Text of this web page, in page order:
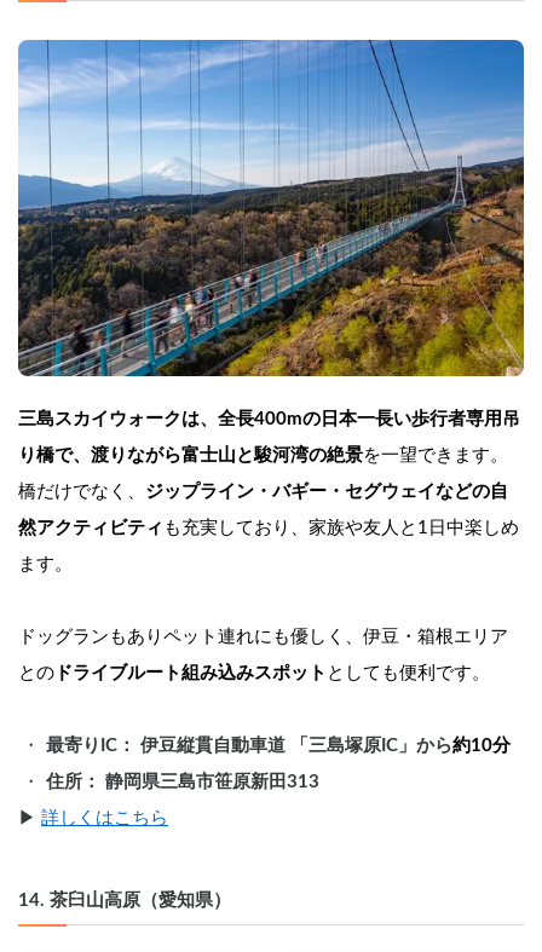
三島スカイウォークは、全長400mの日本一長い歩行者専用吊
り橋で、渡りながら富士山と駿河湾の絶景を一望できます。
橋だけでなく、 ジップライン・バギー・セグウェイなどの自
然アクティビティ も充実しており、家族や友人と1日中楽しめ
ます。
ドッグランもありペット連れにも優しく、伊豆・箱根エリア
との ドライブルート組み込みスポット としても便利です。
最寄りIC： 伊豆縦貫自動車道 「三島塚原IC」から約10分
住所： 静岡県三島市笹原新田313
▶︎ 詳しくはこちら
14. 茶臼山高原（愛知県）